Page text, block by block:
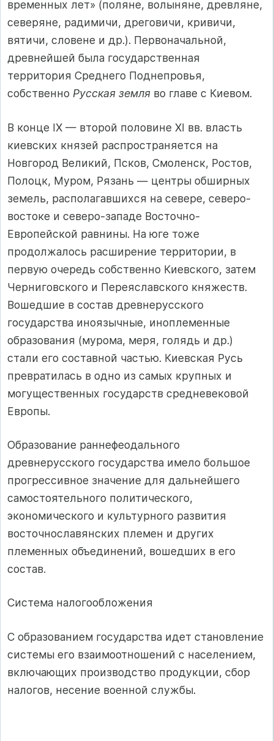
временных лет» (поляне, волыняне, древляне,
северяне, радимичи, дреговичи, кривичи,
вятичи, словене и др.). Первоначальной,
древнейшей была государственная
территория Среднего Поднепровья,
собственно Русская земля во главе с Киевом.
В конце IX — второй половине XI вв. власть
киевских князей распространяется на
Новгород Великий, Псков, Смоленск, Ростов,
Полоцк, Муром, Рязань — центры обширных
земель, располагавшихся на севере, северо-
востоке и северо-западе Восточно-
Европейской равнины. На юге тоже
продолжалось расширение территории, в
первую очередь собственно Киевского, затем
Черниговского и Переяславского княжеств.
Вошедшие в состав древнерусского
государства иноязычные, иноплеменные
образования (мурома, меря, голядь и др.)
стали его составной частью. Киевская Русь
превратилась в одно из самых крупных и
могущественных государств средневековой
Европы.
Образование раннефеодального
древнерусского государства имело большое
прогрессивное значение для дальнейшего
самостоятельного политического,
экономического и культурного развития
восточнославянских племен и других
племенных объединений, вошедших в его
состав.
Система налогообложения
С образованием государства идет становление
системы его взаимоотношений с населением,
включающих производство продукции, сбор
налогов, несение военной службы.